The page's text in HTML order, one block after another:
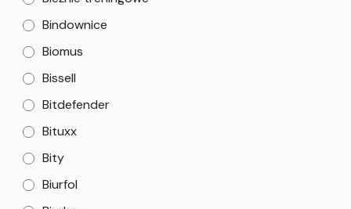
Bindownice
Biomus
Bissell
Bitdefender
Bituxx
Bity
Biurfol